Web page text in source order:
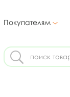
Покупателям